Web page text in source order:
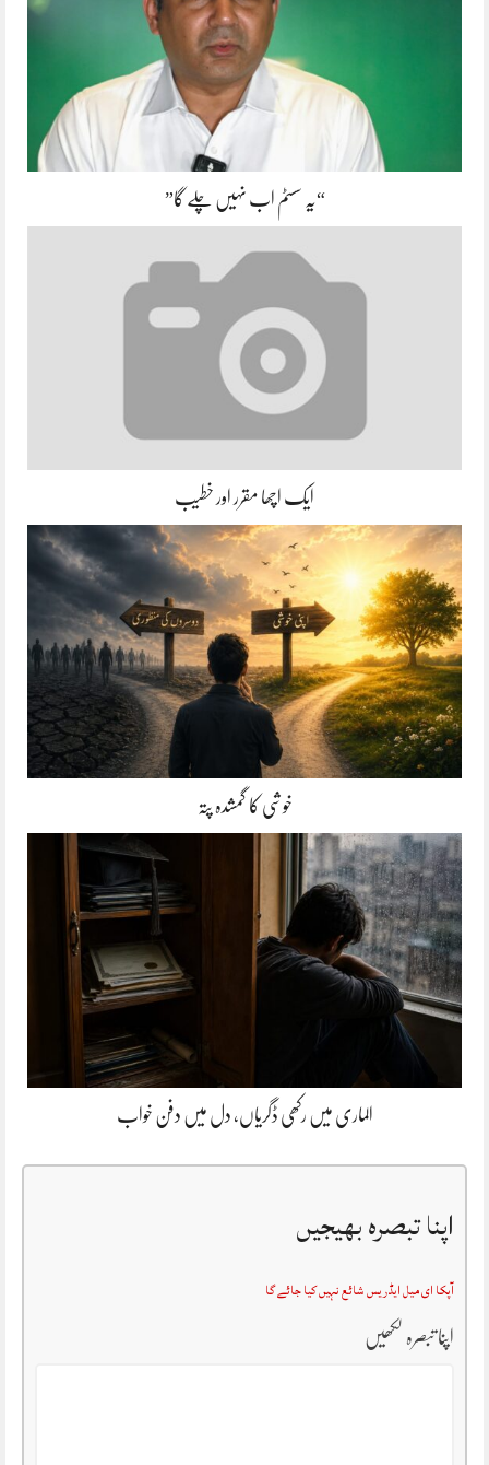
“یہ سسٹم اب نہیں چلے گا”
ایک اچھا مقرر اور خطیب
خوشی کا گمشدہ پتہ
الماری میں رکھی ڈگریاں، دل میں دفن خواب
اپنا تبصرہ بھیجیں
آپکا ای میل ایڈریس شائع نہیں کیا جائے گا
اپنا تبصرہ لکھیں